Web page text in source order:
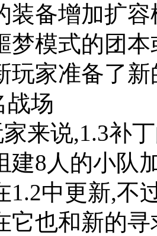
装备增加扩
梦模式的团本
玩家准备了
战场
家来说,1.3补
建8人的小队
1.2中更新,不
它也和新的